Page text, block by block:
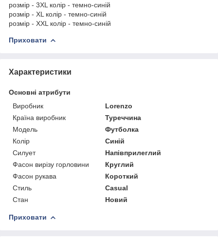
розмір - 3XL колір - темно-синій
розмір - XL колір - темно-синій
розмір - XXL колір - темно-синій
Приховати
Характеристики
Основні атрибути
Виробник
Lorenzo
Країна виробник
Туреччина
Модель
Футболка
Колір
Синій
Силует
Напівприлеглий
Фасон вирізу горловини
Круглий
Фасон рукава
Короткий
Стиль
Casual
Стан
Новий
Приховати